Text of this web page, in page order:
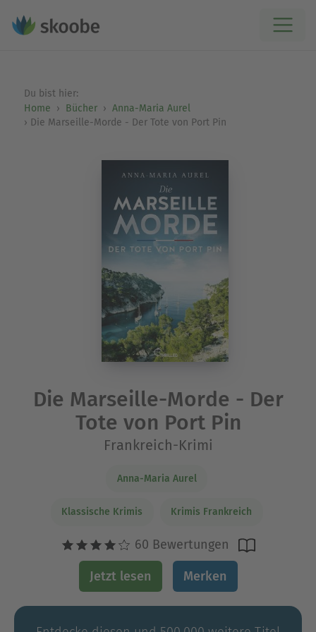
Du bist hier:
Home
Bücher
Anna-Maria Aurel
Die Marseille-Morde - Der Tote von Port Pin
Die Marseille-Morde - Der
Tote von Port Pin
Frankreich-Krimi
Anna-Maria Aurel
Klassische Krimis Krimis Frankreich
60 Bewertungen
Jetzt lesen Merken